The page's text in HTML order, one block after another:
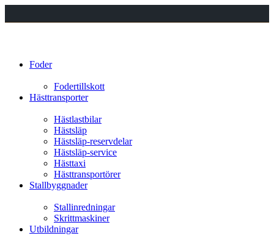
Foder
Fodertillskott
Hästtransporter
Hästlastbilar
Hästsläp
Hästsläp-reservdelar
Hästsläp-service
Hästtaxi
Hästtransportörer
Stallbyggnader
Stallinredningar
Skrittmaskiner
Utbildningar